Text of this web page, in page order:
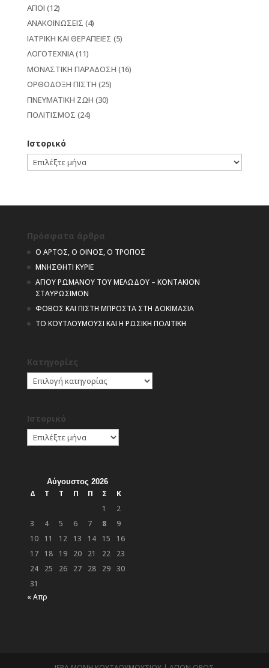
ΑΓΙΟΙ (12)
ΑΝΑΚΟΙΝΩΣΕΙΣ (4)
ΙΑΤΡΙΚΗ ΚΑΙ ΘΕΡΑΠΕΙΕΣ (5)
ΛΟΓΟΤΕΧΝΙΑ(11)
ΜΟΝΑΣΤΙΚΗ ΠΑΡΑΔΟΣΗ (16)
ΟΡΘΟΔΟΞΗ ΠΙΣΤΗ (25)
ΠΝΕΥΜΑΤΙΚΗ ΖΩΗ (30)
ΠΟΛΙΤΙΣΜΟΣ (24)
Ιστορικό
Ιστορικό
Πρόσφατα άρθρα
Ο ΑΡΤΟΣ, Ο ΟΙΝΟΣ, Ο ΤΡΟΠΟΣ
ΜΝΗΣΘΗΤΙ ΚΥΡΙΕ
ΑΓΙΟΥ ΡΩΜΑΝΟΥ ΤΟΥ ΜΕΛΩΔΟΥ – ΚΟΝΤΑΚΙΟΝ
ΣΤΑΥΡΩΣΙΜΟΝ
ΦΟΒΟΣ ΚΑΙ ΠΙΣΤΗ ΜΠΡΟΣΤΑ ΣΤΗ ΔΟΚΙΜΑΣΙΑ
ΤΟ ΚΟΥΤΛΟΥΜΟΥΣΙ ΚΑΙ Η ΡΩΣΙΚΗ ΠΟΛΙΤΙΚΗ
Kατηγορίες
Kατηγορίες
Ιστορικό
Ιστορικό
Αύγουστος 2026
Δ Τ Τ Π Π Σ
Κ
1
2
3
4 5 6 7 8
9
10
11 12 13 14 15
16
17
18 19 20 21 22
23
24
25 26 27 28 29
30
31
« Απρ